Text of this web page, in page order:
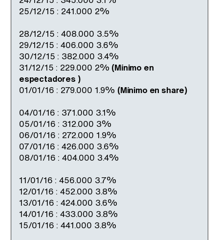
25/12/15 : 241.000 2%
28/12/15 : 408.000 3.5%
29/12/15 : 406.000 3.6%
30/12/15 : 382.000 3.4%
31/12/15 : 229.000 2% (Mínimo en
espectadores )
01/01/16 : 279.000 1.9% (Mínimo en share)
04/01/16 : 371.000 3.1%
05/01/16 : 312.000 3%
06/01/16 : 272.000 1.9%
07/01/16 : 426.000 3.6%
08/01/16 : 404.000 3.4%
11/01/16 : 456.000 3.7%
12/01/16 : 452.000 3.8%
13/01/16 : 424.000 3.6%
14/01/16 : 433.000 3.8%
15/01/16 : 441.000 3.8%